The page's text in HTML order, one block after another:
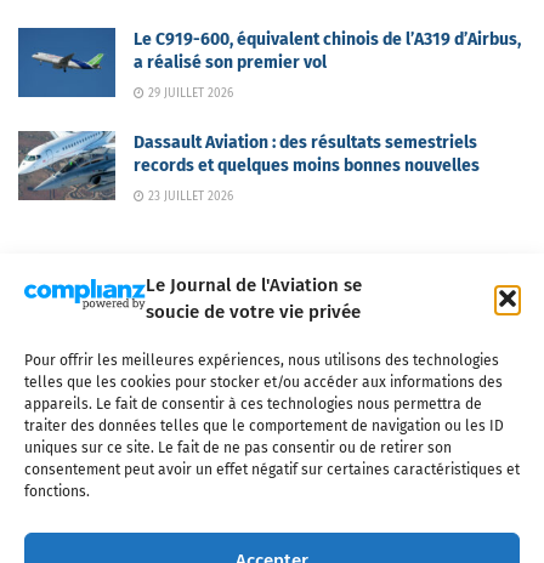
Le Journal de l'Aviation se
soucie de votre vie privée
Pour offrir les meilleures expériences, nous utilisons des technologies
telles que les cookies pour stocker et/ou accéder aux informations des
appareils. Le fait de consentir à ces technologies nous permettra de
traiter des données telles que le comportement de navigation ou les ID
uniques sur ce site. Le fait de ne pas consentir ou de retirer son
consentement peut avoir un effet négatif sur certaines caractéristiques et
fonctions.
Le C919-600, équivalent chinois de l’A319 d’Airbus,
a réalisé son premier vol
29 JUILLET 2026
Dassault Aviation : des résultats semestriels
records et quelques moins bonnes nouvelles
23 JUILLET 2026
Qui sommes-nous ? Nous contacter
Partenaires
Mentions légales
CGV Politique de confidentialité Cookies